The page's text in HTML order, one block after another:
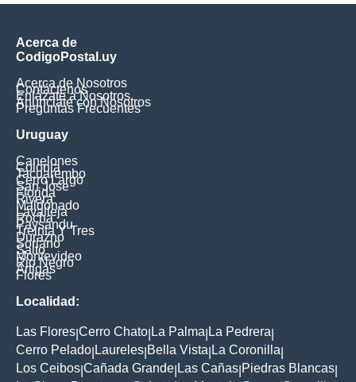
Acerca de
CodigoPostal.uy
Acerca de Nosotros
Contáctenos
Enlázate a Nosotros
Anúnciate con Nosotros
Preguntas Frecuentes
Uruguay
Canelones
Colonia
Tacuarembo
Cerro Largo
San Jose
Florida
Rivera
Maldonado
Lavalleja
Rocha
Paysandu
Treinta Y Tres
Durazno
Soriano
Salto
Montevideo
Rio Negro
Artigas
Flores
Localidad:
Las Flores Cerro Chato La Palma La Pedrera
Cerro Pelado Laureles Bella Vista La Coronilla
Los Ceibos Cañada Grande Las Cañas Piedras Blancas